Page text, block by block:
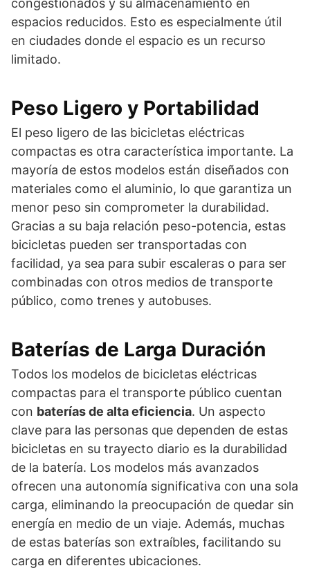
congestionados y su almacenamiento en
espacios reducidos. Esto es especialmente útil
en ciudades donde el espacio es un recurso
limitado.
Peso Ligero y Portabilidad
El peso ligero de las bicicletas eléctricas
compactas es otra característica importante. La
mayoría de estos modelos están diseñados con
materiales como el aluminio, lo que garantiza un
menor peso sin comprometer la durabilidad.
Gracias a su baja relación peso-potencia, estas
bicicletas pueden ser transportadas con
facilidad, ya sea para subir escaleras o para ser
combinadas con otros medios de transporte
público, como trenes y autobuses.
Baterías de Larga Duración
Todos los modelos de bicicletas eléctricas
compactas para el transporte público cuentan
con baterías de alta eficiencia. Un aspecto
clave para las personas que dependen de estas
bicicletas en su trayecto diario es la durabilidad
de la batería. Los modelos más avanzados
ofrecen una autonomía significativa con una sola
carga, eliminando la preocupación de quedar sin
energía en medio de un viaje. Además, muchas
de estas baterías son extraíbles, facilitando su
carga en diferentes ubicaciones.